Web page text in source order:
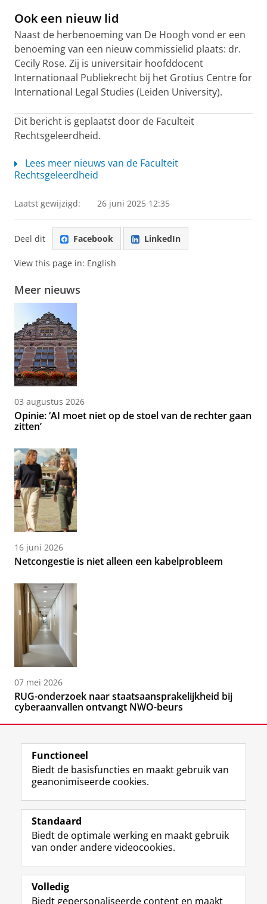
Ook een nieuw lid
Naast de herbenoeming van De Hoogh vond er een
benoeming van een nieuw commissielid plaats: dr.
Cecily Rose. Zij is universitair hoofddocent
Internationaal Publiekrecht bij het Grotius Centre for
International Legal Studies (Leiden University).
Dit bericht is geplaatst door de Faculteit
Rechtsgeleerdheid.
Lees meer nieuws van de Faculteit
Rechtsgeleerdheid
Laatst gewijzigd: 26 juni 2025 12:35
Deel dit Facebook LinkedIn
View this page in: English
Meer nieuws
03 augustus 2026
Opinie: ‘AI moet niet op de stoel van de rechter gaan
zitten’
16 juni 2026
Netcongestie is niet alleen een kabelprobleem
07 mei 2026
RUG-onderzoek naar staatsaansprakelijkheid bij
cyberaanvallen ontvangt NWO-beurs
Volg de RUG
F
a
e
b
o
p
L
i
k
e
I
-
R
S
-
f
e
R
I
n
t
r
m
Y
o
T
e
k
Studiekiezers
Alumni
Functioneel
Biedt de basisfuncties en maakt gebruik van
geanonimiseerde cookies.
Standaard
Biedt de optimale werking en maakt gebruik
van onder andere videocookies.
Volledig
Biedt gepersonaliseerde content en maakt